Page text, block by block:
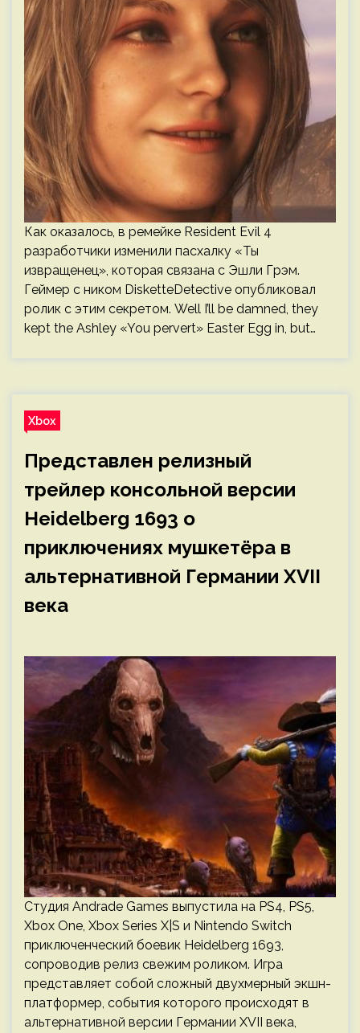
Как оказалось, в ремейке Resident Evil 4
разработчики изменили пасхалку «Ты
извращенец», которая связана с Эшли Грэм.
Геймер с ником DisketteDetective опубликовал
ролик с этим секретом. Well I’ll be damned, they
kept the Ashley «You pervert» Easter Egg in, but…
Xbox
Представлен релизный
трейлер консольной версии
Heidelberg 1693 о
приключениях мушкетёра в
альтернативной Германии XVII
века
Студия Andrade Games выпустила на PS4, PS5,
Xbox One, Xbox Series X|S и Nintendo Switch
приключенческий боевик Heidelberg 1693,
сопроводив релиз свежим роликом. Игра
представляет собой сложный двухмерный экшн-
платформер, события которого происходят в
альтернативной версии Германии XVII века,